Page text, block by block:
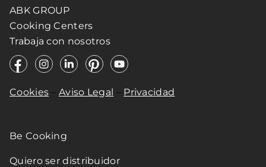
ABK GROUP
Cooking Centers
Trabaja con nosotros
Cookies –Aviso Legal – Privacidad
Be Cooking
Quiero ser distribuidor